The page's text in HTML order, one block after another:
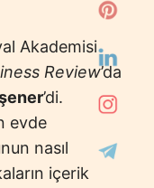
Akademisi
Review’da
’di.
evde
nasıl
içerik